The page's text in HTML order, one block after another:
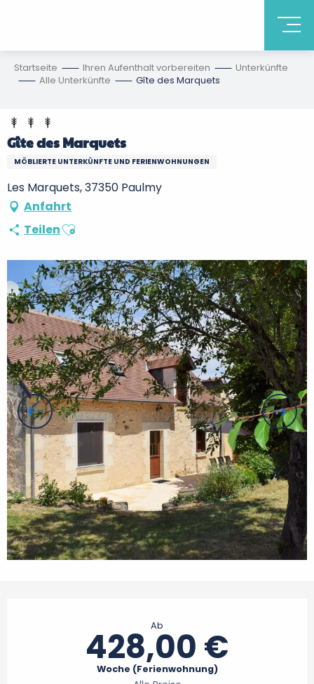
Startseite Ihren Aufenthalt vorbereiten
Unterkünfte
Alle Unterkünfte
Gîte des Marquets
Gîte des Marquets
MÖBLIERTE UNTERKÜNFTE UND FERIENWOHNUNGEN
Les Marquets, 37350 Paulmy
Anfahrt
TeilenAjouter aux favoris
Ab
428,00 €
Woche (Ferienwohnung)